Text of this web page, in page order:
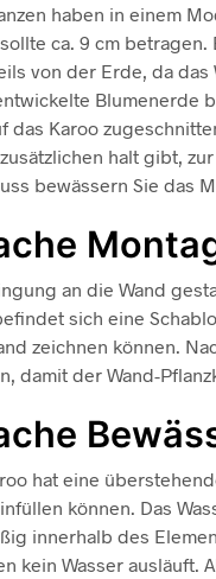
haben in einem
ca. 9 cm
von der Erde, da
Blumenerde
das Karoo
halt gibt,
bewässern Sie das
an die Wand
sich eine
zeichnen können.
damit der Wand-
hat eine
können. Das
innerhalb des
kein Wasser ausläuft.